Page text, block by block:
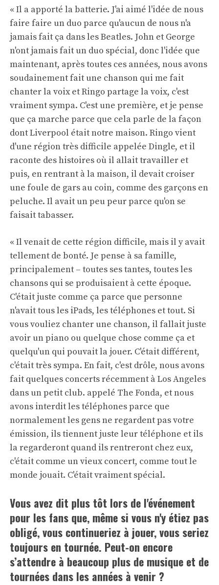
« Il a apporté la batterie. J'ai aimé l'idée de nous
faire faire un duo parce qu'aucun de nous n'a
jamais fait ça dans les Beatles. John et George
n'ont jamais fait un duo spécial, donc l'idée que
maintenant, après toutes ces années, nous avons
soudainement fait une chanson qui me fait
chanter la voix et Ringo partage la voix, c'est
vraiment sympa. C'est une première, et je pense
que ça marche parce que cela parle de la façon
dont Liverpool était notre maison. Ringo vient
d'une région très difficile appelée Dingle, et il
raconte des histoires où il allait travailler et
puis, en rentrant à la maison, il devait croiser
une foule de gars au coin, comme des garçons en
peluche. Il avait un peu peur parce qu'on se
faisait tabasser.
« Il venait de cette région difficile, mais il y avait
tellement de bonté. Je pense à sa famille,
principalement – toutes ses tantes, toutes les
chansons qui se produisaient à cette époque.
C'était juste comme ça parce que personne
n'avait tous les iPads, les téléphones et tout. Si
vous vouliez chanter une chanson, il fallait juste
avoir un piano ou quelque chose comme ça et
quelqu'un qui pouvait la jouer. C'était différent,
c'était très sympa. En fait, c'est drôle, nous avons
fait quelques concerts récemment à Los Angeles
dans un petit club. appelé The Fonda, et nous
avons interdit les téléphones parce que
normalement les gens ne regardent pas votre
émission, ils tiennent juste leur téléphone et ils
la regarderont quand ils rentreront chez eux,
c'était comme un vieux concert, comme tout le
monde jouait. C'était vraiment spécial.
Vous avez dit plus tôt lors de l'événement
pour les fans que, même si vous n'y étiez pas
obligé, vous continueriez à jouer, vous seriez
toujours en tournée. Peut-on encore
s’attendre à beaucoup plus de musique et de
tournées dans les années à venir ?